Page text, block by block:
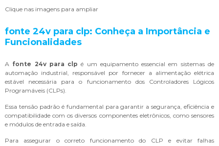
Clique nas imagens para ampliar
fonte 24v para clp: Conheça a Importância e
Funcionalidades
A fonte 24v para clp é um equipamento essencial em sistemas de
automação industrial, responsável por fornecer a alimentação elétrica
estável necessária para o funcionamento dos Controladores Lógicos
Programáveis (CLPs).
Essa tensão padrão é fundamental para garantir a segurança, eficiência e
compatibilidade com os diversos componentes eletrônicos, como sensores
e módulos de entrada e saída.
Para assegurar o correto funcionamento do CLP e evitar falhas